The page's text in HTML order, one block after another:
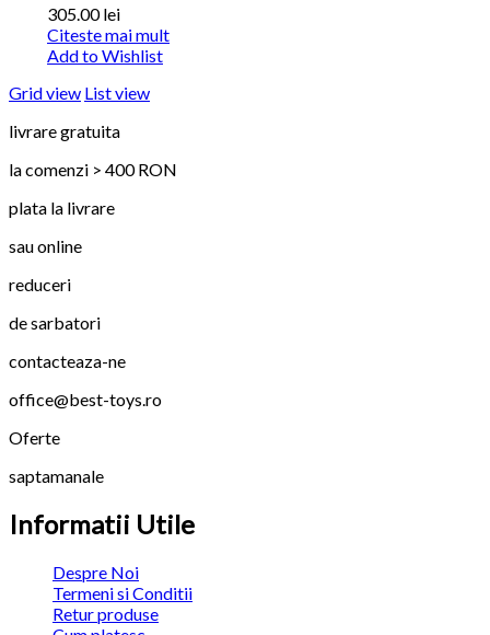
305.00lei
Citeste mai mult
Add to Wishlist
Grid view List view
livrare gratuita
la comenzi > 400 RON
plata la livrare
sau online
reduceri
de sarbatori
contacteaza-ne
office@best-toys.ro
Oferte
saptamanale
Informatii Utile
Despre Noi
Termeni si Conditii
Retur produse